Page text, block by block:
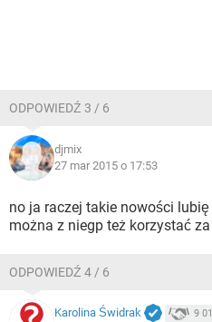
ODPOWIEDŹ 3 / 6
djmix
27 mar 2015 o 17:53
no ja raczej takie nowości
można z niegp też korzystać
ODPOWIEDŹ 4 / 6
Karolina Świdrak 9